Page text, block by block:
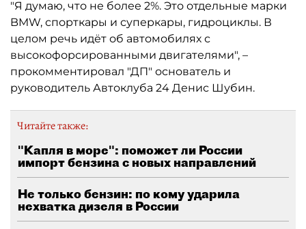
"Я думаю, что не более 2%. Это отдельные марки
BMW, спорткары и суперкары, гидроциклы. В
целом речь идёт об автомобилях с
высокофорсированными двигателями", –
прокомментировал "ДП" основатель и
руководитель Автоклуба 24 Денис Шубин.
Читайте также:
"Капля в море": поможет ли России
импорт бензина с новых направлений
Не только бензин: по кому ударила
нехватка дизеля в России